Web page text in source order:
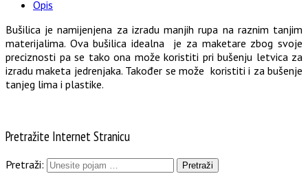
Opis
Bušilica je namijenjena za izradu manjih rupa na raznim tanjim
materijalima. Ova bušilica idealna je za maketare zbog svoje
preciznosti pa se tako ona može koristiti pri bušenju letvica za
izradu maketa jedrenjaka. Također se može koristiti i za bušenje
tanjeg lima i plastike.
Pretražite Internet Stranicu
Pretraži: